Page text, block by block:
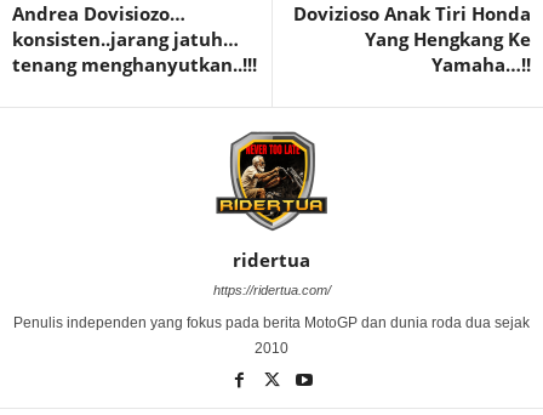
Andrea Dovisiozo…
konsisten..jarang jatuh…
tenang menghanyutkan..!!!
Dovizioso Anak Tiri Honda
Yang Hengkang Ke
Yamaha…!!
ridertua
https://ridertua.com/
Penulis independen yang fokus pada berita MotoGP dan dunia roda dua sejak
2010